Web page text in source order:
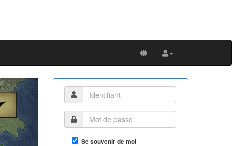
Next
Se souvenir de moi